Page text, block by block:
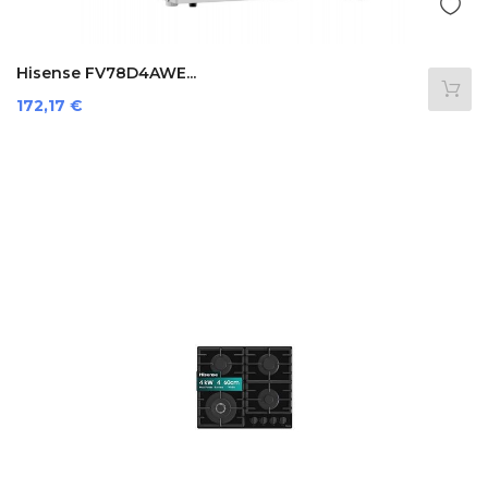
Hisense FV78D4AWE...
Prezzo
172,17 €